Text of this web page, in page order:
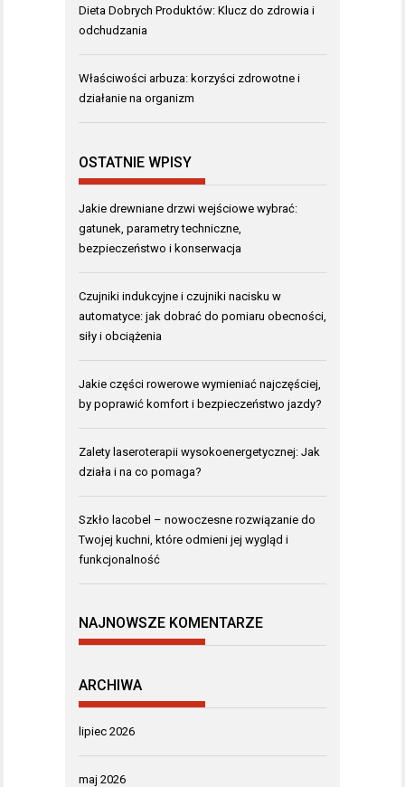
Dieta Dobrych Produktów: Klucz do zdrowia i
odchudzania
Właściwości arbuza: korzyści zdrowotne i
działanie na organizm
OSTATNIE WPISY
Jakie drewniane drzwi wejściowe wybrać:
gatunek, parametry techniczne,
bezpieczeństwo i konserwacja
Czujniki indukcyjne i czujniki nacisku w
automatyce: jak dobrać do pomiaru obecności,
siły i obciążenia
Jakie części rowerowe wymieniać najczęściej,
by poprawić komfort i bezpieczeństwo jazdy?
Zalety laseroterapii wysokoenergetycznej: Jak
działa i na co pomaga?
Szkło lacobel – nowoczesne rozwiązanie do
Twojej kuchni, które odmieni jej wygląd i
funkcjonalność
NAJNOWSZE KOMENTARZE
ARCHIWA
lipiec 2026
maj 2026